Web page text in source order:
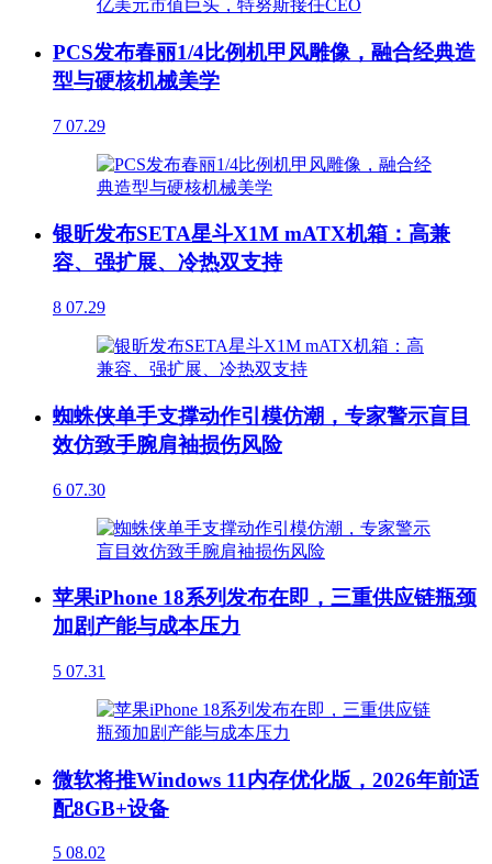
PCS发布春丽1/4比例机甲风雕像，融合经典造
型与硬核机械美学
7 07.29
银昕发布SETA星斗X1M mATX机箱：高兼
容、强扩展、冷热双支持
8 07.29
蜘蛛侠单手支撑动作引模仿潮，专家警示盲目
效仿致手腕肩袖损伤风险
6 07.30
苹果iPhone 18系列发布在即，三重供应链瓶颈
加剧产能与成本压力
5 07.31
微软将推Windows 11内存优化版，2026年前适
配8GB+设备
5 08.02